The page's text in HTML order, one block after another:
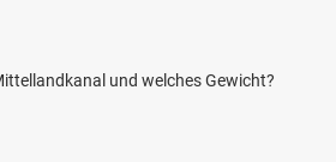
und welches Gewicht?